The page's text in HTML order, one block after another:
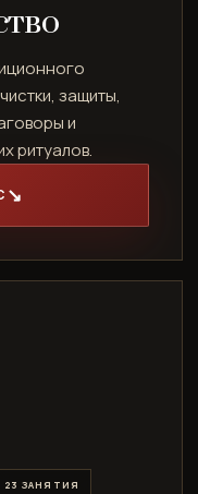
защиты,
и
ритуалов.
23 ЗАНЯТИЯ